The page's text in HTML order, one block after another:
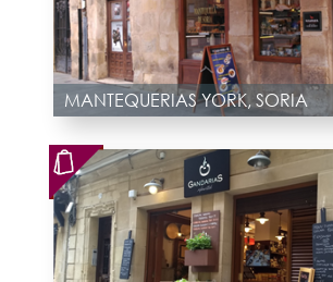
MANTEQUERIAS YORK, SORIA